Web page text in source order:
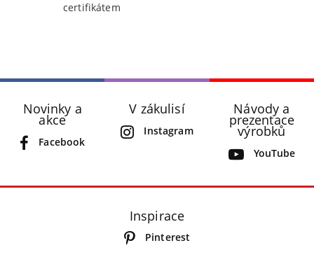
certifikátem
Novinky a
akce
Facebook
V zákulisí
Instagram
Návody a
prezentace
výrobků
YouTube
Inspirace
Pinterest